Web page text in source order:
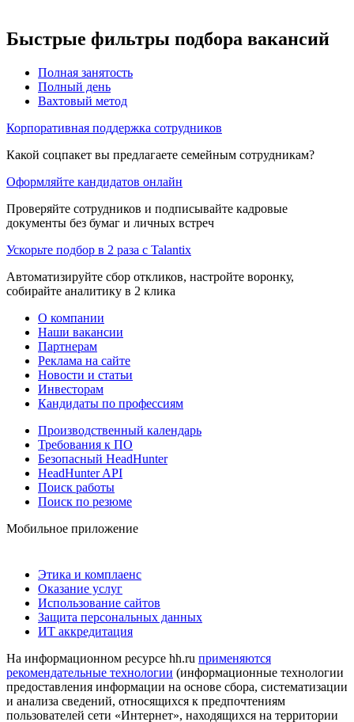
Быстрые фильтры подбора вакансий
Полная занятость
Полный день
Вахтовый метод
Корпоративная поддержка сотрудников
Какой соцпакет вы предлагаете семейным сотрудникам?
Оформляйте кандидатов онлайн
Проверяйте сотрудников и подписывайте кадровые
документы без бумаг и личных встреч
Ускорьте подбор в 2 раза с Talantix
Автоматизируйте сбор откликов, настройте воронку,
собирайте аналитику в 2 клика
О компании
Наши вакансии
Партнерам
Реклама на сайте
Новости и статьи
Инвесторам
Кандидаты по профессиям
Производственный календарь
Требования к ПО
Безопасный HeadHunter
HeadHunter API
Поиск работы
Поиск по резюме
Мобильное приложение
Этика и комплаенс
Оказание услуг
Использование сайтов
Защита персональных данных
ИТ аккредитация
На информационном ресурсе hh.ru применяются
рекомендательные технологии (информационные технологии
предоставления информации на основе сбора, систематизации
и анализа сведений, относящихся к предпочтениям
пользователей сети «Интернет», находящихся на территории